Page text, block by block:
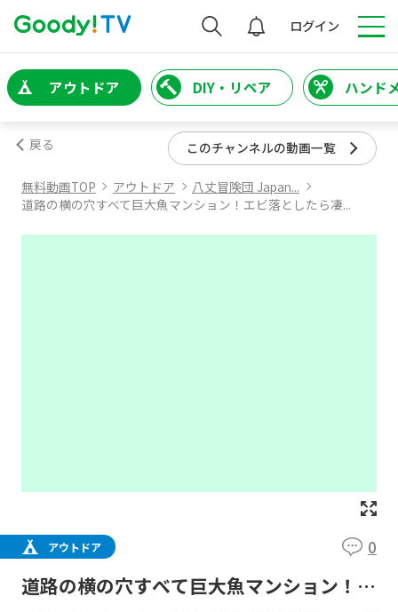
検索 ログイン
アウトドア DIY・リペア ハンド
戻る このチャンネルの動画一覧
無料動画TOP アウトドア
八丈冒険団 Japan...
道路の横の穴すべて巨大魚マンション！エビ落としたら凄...
アウトドア 0
道路の横の穴すべて巨大魚マンション！エ